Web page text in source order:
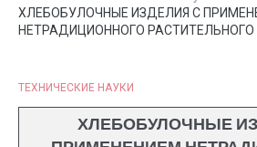
ХЛЕБОБУЛОЧНЫЕ ИЗДЕЛИЯ С
НЕТРАДИЦИОННОГО РАСТИТЕЛЬНОГО
ТЕХНИЧЕСКИЕ НАУКИ
ХЛЕБОБУЛОЧНЫЕ